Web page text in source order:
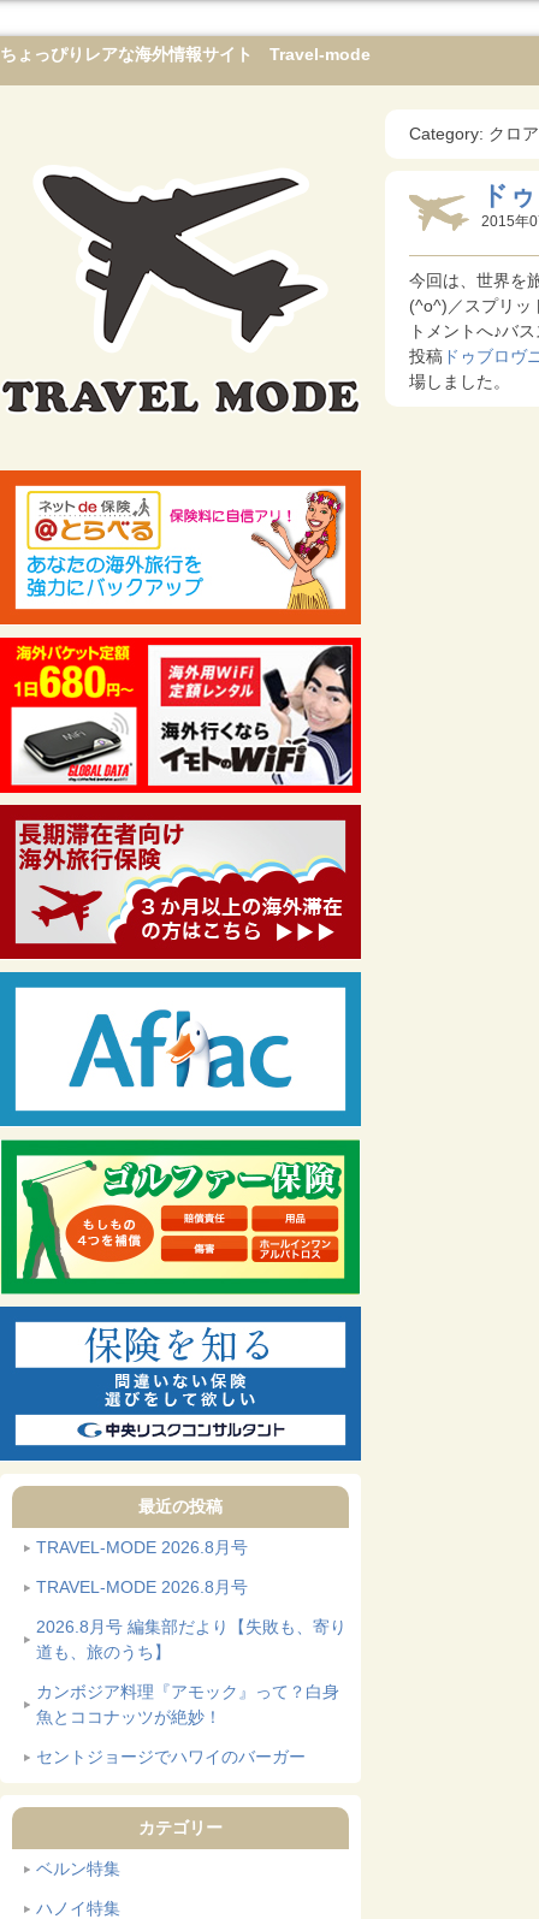
ちょっぴりレアな海外情報サイト Travel-mode
最近の投稿
TRAVEL-MODE 2026.8月号
TRAVEL-MODE 2026.8月号
2026.8月号 編集部だより【失敗も、寄り
道も、旅のうち】
カンボジア料理『アモック』って？白身
魚とココナッツが絶妙！
セントジョージでハワイのバーガー
カテゴリー
ベルン特集
ハノイ特集
Category: クロ
ド
2015年
今回は、世界を
(^o^)／スプリッ
トメントへ♪バ
投稿 ドゥブロヴ
場しました。